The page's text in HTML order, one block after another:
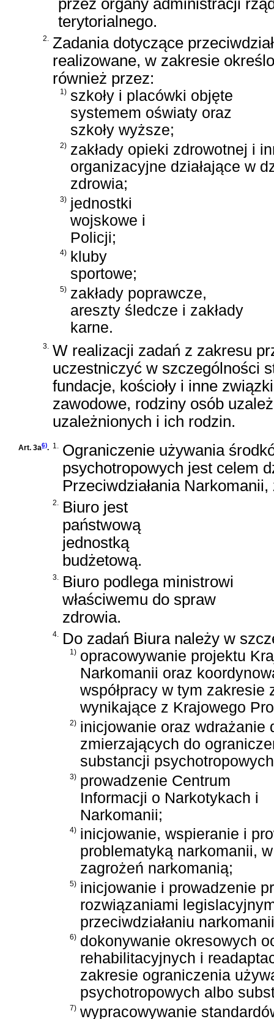
przez organy administracji
terytorialnego.
2. Zadania dotyczące
realizowane, w zakresie
również przez:
1) szkoły i placówki objęte
systemem oświaty oraz
szkoły wyższe;
2) zakłady opieki zdrowotnej i
organizacyjne działające w
zdrowia;
3) jednostki
wojskowe i
Policji;
4)
kluby
sportowe;
5) zakłady poprawcze,
areszty śledcze i zakłady
karne.
3. W realizacji zadań z zakresu
uczestniczyć w szczególności
fundacje, kościoły i inne
zawodowe, rodziny osób
uzależnionych i ich rodzin.
Art. 3a6). 1. Ograniczenie używania
psychotropowych jest celem
Przeciwdziałania
2. Biuro jest
państwową
jednostką
budżetową.
3. Biuro podlega ministrowi
właściwemu do spraw
zdrowia.
4. Do zadań Biura należy w
1) opracowywanie projektu
Narkomanii oraz
współpracy w tym
wynikające z Krajowego
2) inicjowanie oraz wdrażanie
zmierzających do
substancji
3) prowadzenie Centrum
Informacji o Narkotykach i
Narkomanii;
4) inicjowanie, wspieranie i
problematyką narkomanii,
zagrożeń narkomanią;
5) inicjowanie i prowadzenie
rozwiązaniami
przeciwdziałaniu
6) dokonywanie okresowych
rehabilitacyjnych i
zakresie ograniczenia
psychotropowych albo
7) wypracowywanie